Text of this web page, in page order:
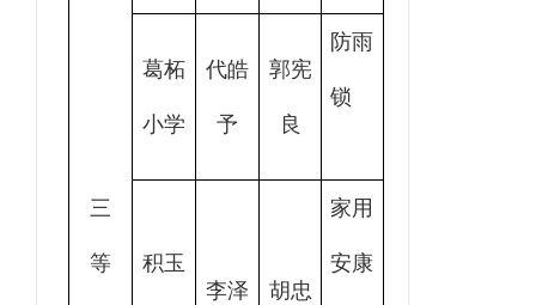
三
等
葛柘
小学
代皓
予
郭宪
良
防雨
锁
积玉
李泽 胡忠
家用
安康